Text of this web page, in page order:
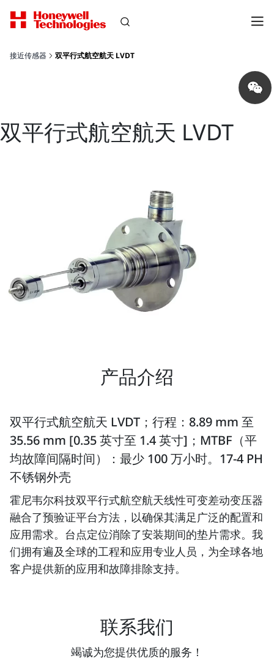
接近传感器 双平行式航空航天 LVDT
Share
on
wechat
双平行式航空航天 LVDT
产品介绍
双平行式航空航天 LVDT；行程：8.89 mm 至
35.56 mm [0.35 英寸至 1.4 英寸]；MTBF（平
均故障间隔时间）：最少 100 万小时。17-4 PH
不锈钢外壳
霍尼韦尔科技双平行式航空航天线性可变差动变压器
融合了预验证平台方法，以确保其满足广泛的配置和
应用需求。台点定位消除了安装期间的垫片需求。我
们拥有遍及全球的工程和应用专业人员，为全球各地
客户提供新的应用和故障排除支持。
联系我们
竭诚为您提供优质的服务！